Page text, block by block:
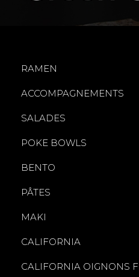
RAMEN
ACCOMPAGNEMENTS
SALADES
POKE BOWLS
BENTO
PÂTES
MAKI
CALIFORNIA
CALIFORNIA OIGNONS